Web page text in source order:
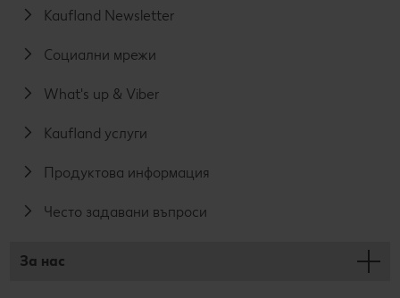
Kaufland Newsletter
Социални мрежи
What's up & Viber
Kaufland услуги
Продуктова информация
Често задавани въпроси
За нас